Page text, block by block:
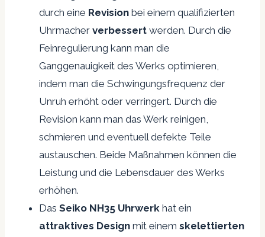
durch eine Revision bei einem qualifizierten
Uhrmacher verbessert werden. Durch die
Feinregulierung kann man die
Ganggenauigkeit des Werks optimieren,
indem man die Schwingungsfrequenz der
Unruh erhöht oder verringert. Durch die
Revision kann man das Werk reinigen,
schmieren und eventuell defekte Teile
austauschen. Beide Maßnahmen können die
Leistung und die Lebensdauer des Werks
erhöhen.
Das Seiko NH35 Uhrwerk hat ein
attraktives Design mit einem skelettierten